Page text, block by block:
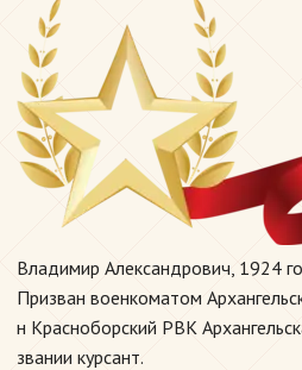
Владимир Александрович, 1924
Призван военкоматом
н Красноборский РВК
звании курсант.